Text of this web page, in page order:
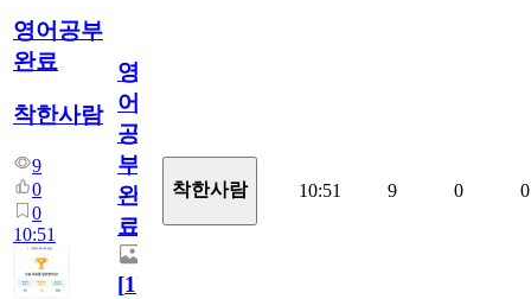
영어공부
완료
착한사람
9
0
0
10:51
영
어
공
부
완
료
[1]
착한사람 10:51 9 0 0